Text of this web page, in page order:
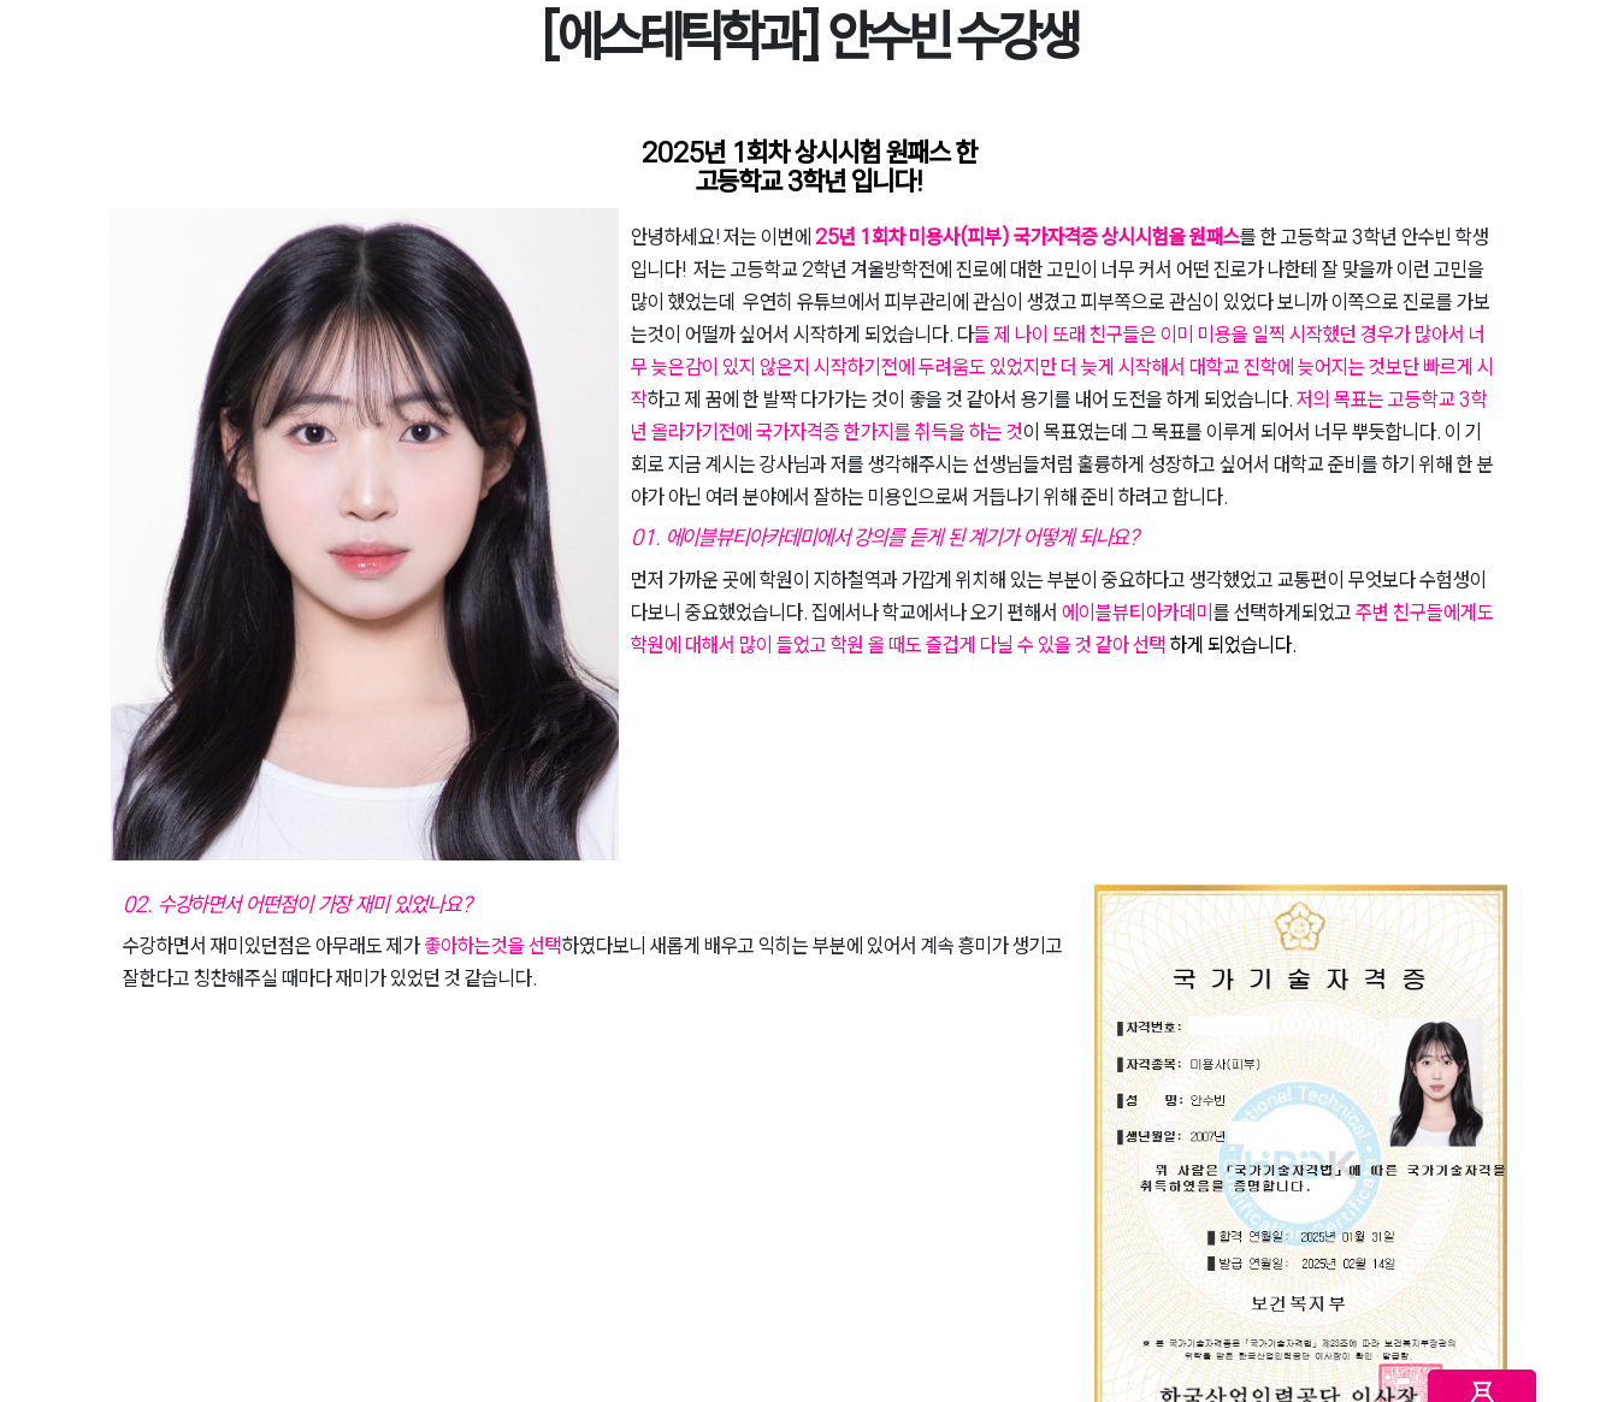
[에스테틱학과] 안수빈 수강생
2025년 1회차 상시시험 원패스 한
고등학교 3학년 입니다!
안녕하세요! 저는 이번에 25년 1회차 미용사(피부) 국가자격증 상시시험을 원패스를 한 고등학교 3학년 안수빈 학생
입니다! 저는 고등학교 2학년 겨울방학전에 진로에 대한 고민이 너무 커서 어떤 진로가 나한테 잘 맞을까 이런 고민을
많이 했었는데 우연히 유튜브에서 피부관리에 관심이 생겼고 피부쪽으로 관심이 있었다 보니까 이쪽으로 진로를 가보
는것이 어떨까 싶어서 시작하게 되었습니다. 다들 제 나이 또래 친구들은 이미 미용을 일찍 시작했던 경우가 많아서 너
무 늦은감이 있지 않은지 시작하기전에 두려움도 있었지만 더 늦게 시작해서 대학교 진학에 늦어지는 것보단 빠르게 시
작하고 제 꿈에 한 발짝 다가가는 것이 좋을 것 같아서 용기를 내어 도전을 하게 되었습니다.저의 목표는 고등학교 3학
년 올라가기전에 국가자격증 한가지를 취득을 하는 것이 목표였는데 그 목표를 이루게 되어서 너무 뿌듯합니다. 이 기
회로 지금 계시는 강사님과 저를 생각해주시는 선생님들처럼 훌륭하게 성장하고 싶어서 대학교 준비를 하기 위해 한 분
야가 아닌 여러 분야에서 잘하는 미용인으로써 거듭나기 위해 준비 하려고 합니다.
01. 에이블뷰티아카데미에서 강의를 듣게 된 계기가 어떻게 되나요?
먼저 가까운 곳에 학원이 지하철역과 가깝게 위치해 있는 부분이 중요하다고 생각했었고 교통편이 무엇보다 수험생이
다보니 중요했었습니다. 집에서나 학교에서나 오기 편해서 에이블뷰티아카데미를 선택하게되었고주변 친구들에게도
학원에 대해서 많이 들었고 학원 올 때도 즐겁게 다닐 수 있을 것 같아 선택 하게 되었습니다.
02. 수강하면서 어떤점이 가장 재미 있었나요?
수강하면서 재미있던점은 아무래도 제가좋아하는것을 선택하였다보니 새롭게 배우고 익히는 부분에 있어서 계속 흥미가 생기고
잘한다고 칭찬해주실 때마다 재미가 있었던 것 같습니다.